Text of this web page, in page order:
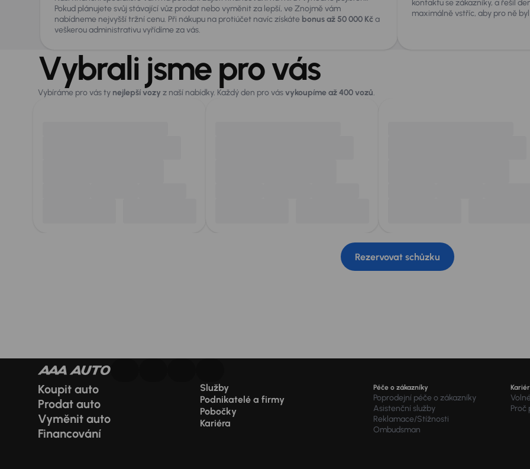
Pokud plánujete svůj stávající vůz prodat nebo vyměnit za lepší, ve Znojmě vám
nabídneme nejvyšší tržní cenu. Při nákupu na protiúčet navíc získáte bonus až 50 000 Kča
veškerou administrativu vyřídíme za vás.
kontaktu se zákazníky, a řešil
maximálně vstříc, aby pro ně
Vybrali jsme pro vás
Vybíráme pro vás ty nejlepší vozy z naší nabídky. Každý den pro vásvykoupíme až 400 vozů.
Rezervovat schůzku
Koupit auto
Prodat auto
Vyměnit auto
Financování
Služby
Podnikatelé a firmy
Pobočky
Kariéra
Péče o zákazníky
Poprodejní péče o zákazníky
Asistenční služby
Reklamace/Stížnosti
Ombudsman
Proč